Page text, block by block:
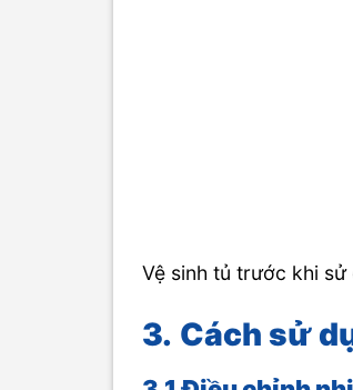
Vệ sinh tủ trước khi sử
3. Cách sử